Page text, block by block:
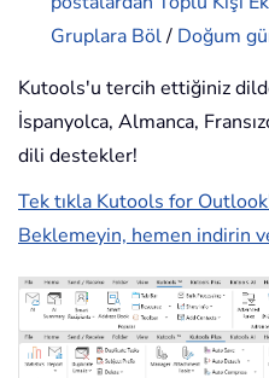
Gruplara Böl/ Doğum
Kutools'u tercih ettiğiniz
İspanyolca, Almanca,
dili destekler!
Tek tıkla Kutools for
Beklemeyin, hemen indirin